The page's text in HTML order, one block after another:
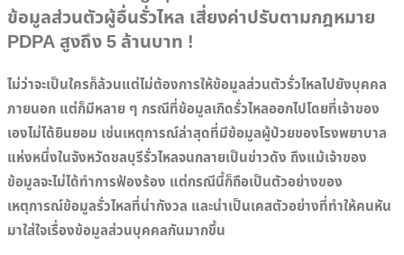
ข้อมูลส่วนตัวผู้อื่นรั่วไหล เสี่ยงค่าปรับตามกฎหมาย
PDPA สูงถึง 5 ล้านบาท !
ไม่ว่าจะเป็นใครก็ล้วนแต่ไม่ต้องการให้ข้อมูลส่วนตัวรั่วไหลไปยังบุคคล
ภายนอก แต่ก็มีหลาย ๆ กรณีที่ข้อมูลเกิดรั่วไหลออกไปโดยที่เจ้าของ
เองไม่ได้ยินยอม เช่นเหตุการณ์ล่าสุดที่มีข้อมูลผู้ป่วยของโรงพยาบาล
แห่งหนึ่งในจังหวัดชลบุรีรั่วไหลจนกลายเป็นข่าวดัง ถึงแม้เจ้าของ
ข้อมูลจะไม่ได้ทำการฟ้องร้อง แต่กรณีนี้ก็ถือเป็นตัวอย่างของ
เหตุการณ์ข้อมูลรั่วไหลที่น่ากังวล และน่าเป็นเคสตัวอย่างที่ทำให้คนหัน
มาใส่ใจเรื่องข้อมูลส่วนบุคคลกันมากขึ้น